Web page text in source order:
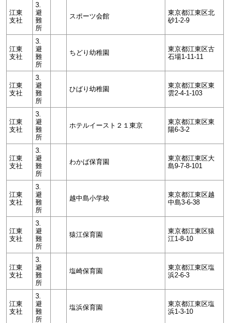
江東
支社
3.
避
難
所
スポーツ会館
東京都江東区北
砂1-2-9
江東
支社
3.
避
難
所
ちどり幼稚園
東京都江東区古
石場1-11-11
江東
支社
3.
避
難
所
ひばり幼稚園
東京都江東区東
雲2-4-1-103
江東
支社
3.
避
難
所
ホテルイースト２１東京
東京都江東区東
陽6-3-2
江東
支社
3.
避
難
所
わかば保育園
東京都江東区大
島9-7-8-101
江東
支社
3.
避
難
所
越中島小学校
東京都江東区越
中島3-6-38
江東
支社
3.
避
難
所
猿江保育園
東京都江東区猿
江1-8-10
江東
支社
3.
避
難
所
塩崎保育園
東京都江東区塩
浜2-6-3
江東
支社
3.
避
難
所
塩浜保育園
東京都江東区塩
浜1-3-10